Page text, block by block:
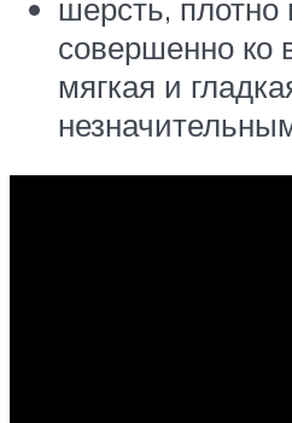
шерсть, плотно
совершенно ко
мягкая и